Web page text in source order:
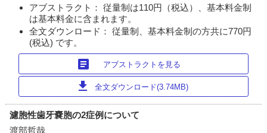
アブストラクト： 従量制は110円（税込）、基本料金制
は基本料金に含まれます。
全文ダウンロード： 従量制、基本料金制の方共に770円
(税込) です。
article アブストラクトを見る
download 全文ダウンロード(3.74MB)
濾胞性歯牙嚢胞の2症例について
渡部哲哉